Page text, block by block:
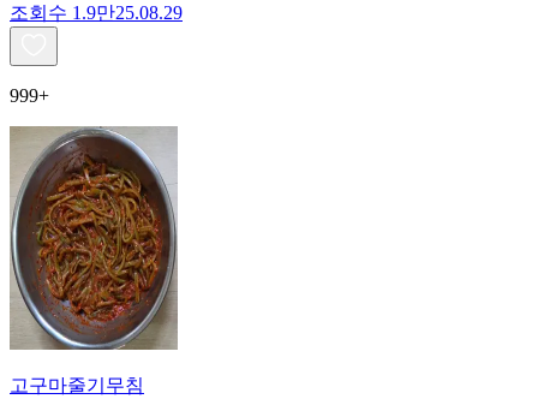
조회수 1.9만25.08.29
999+
고구마줄기무침